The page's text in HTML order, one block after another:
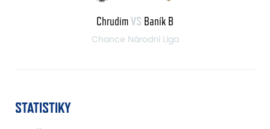
ChrudimVS Baník B
Chance Národní Liga
STATISTIKY